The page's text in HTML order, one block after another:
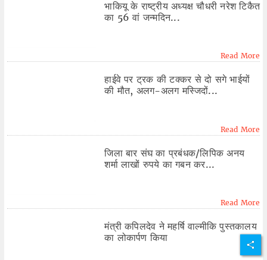
भाकियू के राष्ट्रीय अध्यक्ष चौधरी नरेश टिकैत
का 56 वां जन्मदिन...
Read More
हाईवे पर ट्रक की टक्कर से दो सगे भाईयों
की मौत, अलग-अलग मस्जिदों...
Read More
जिला बार संघ का प्रबंधक/लिपिक अनय
शर्मा लाखों रुपये का गबन कर...
Read More
मंत्री कपिलदेव ने महर्षि वाल्मीकि पुस्तकालय
का लोकार्पण किया